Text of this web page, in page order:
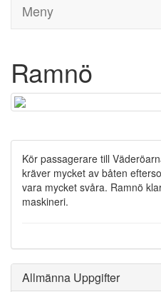
Meny
Ramnö
Kör passagerare till
kräver mycket av båten
vara mycket svåra. Ramnö
maskineri.
Allmänna Uppgifter